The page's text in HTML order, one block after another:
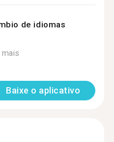
de idiomas
mais
Baixe o aplicativo